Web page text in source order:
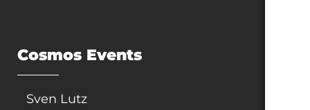
Cosmos Events
Sven Lutz